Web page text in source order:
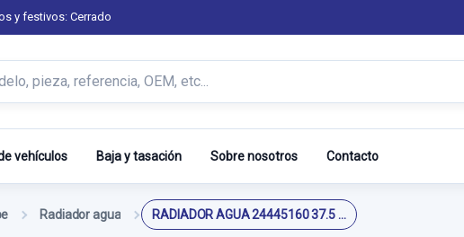
y festivos: Cerrado
vehículos Baja y tasación Sobre nosotros Contacto
Radiador agua RADIADOR AGUA 24445160 37.5 X 54